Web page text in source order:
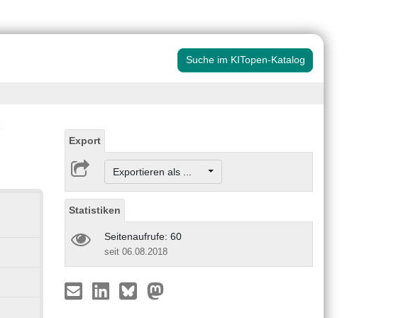
Suche im KITopen-Katalog
Export
Exportieren als ...
Statistiken
Seitenaufrufe: 60
seit 06.08.2018